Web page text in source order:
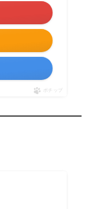
ポチップ